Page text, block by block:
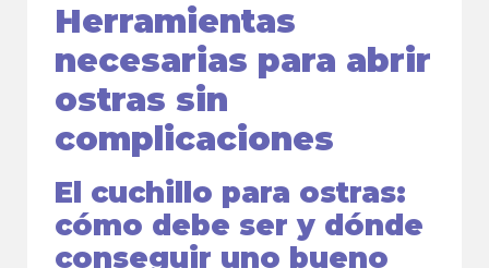
Herramientas
necesarias para abrir
ostras sin
complicaciones
El cuchillo para ostras:
cómo debe ser y dónde
conseguir uno bueno